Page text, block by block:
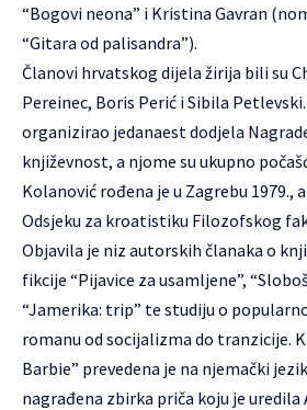
“Bogovi neona” i Kristina Gavran
“Gitara od palisandra”).
Članovi hrvatskog dijela žirija bili su
Pereinec, Boris Perić i Sibila Petlevski.
organizirao jedanaest dodjela
književnost, a njome su ukupno
Kolanović rođena je u Zagrebu 1979.,
Odsjeku za kroatistiku Filozofskog
Objavila je niz autorskih članaka o
fikcije “Pijavice za usamljene”,
“Jamerika: trip” te studiju o
romanu od socijalizma do tranzicije.
Barbie” prevedena je na njemački
nagrađena zbirka priča koju je uredila